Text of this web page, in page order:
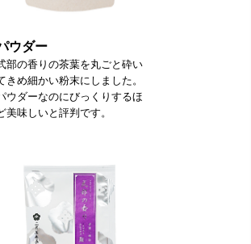
ウダー
部の香りの茶葉を丸ごと砕い
きめ細かい粉末にしました。
ウダーなのにびっくりするほ
美味しいと評判です。